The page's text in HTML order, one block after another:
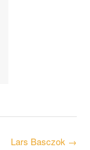
Lars Basczok →